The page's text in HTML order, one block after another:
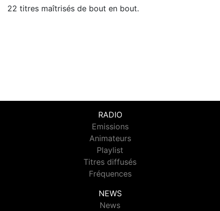
22 titres maîtrisés de bout en bout.
RADIO
Emissions
Animateurs
Playlist
Titres diffusés
Fréquences
NEWS
News